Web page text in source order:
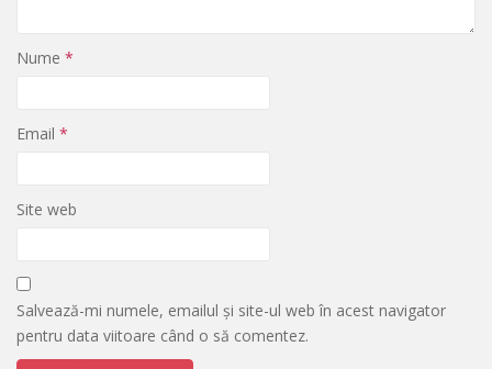
Nume *
Email *
Site web
Salvează-mi numele, emailul și site-ul web în acest navigator
pentru data viitoare când o să comentez.